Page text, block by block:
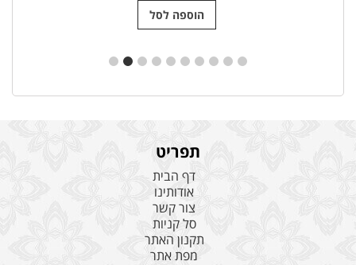
הוספה לסל
תפריט
דף הבית
אודותינו
צור קשר
סל קניות
תקנון האתר
מפת אתר